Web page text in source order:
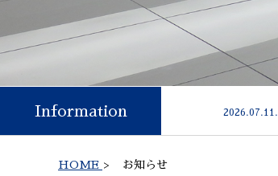
Information 2026.07.11.
HOME > お知らせ